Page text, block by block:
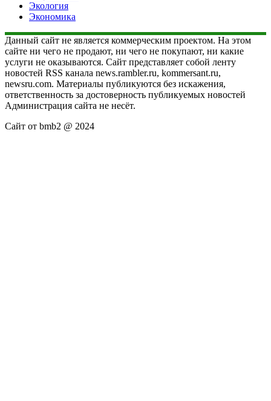
Экология
Экономика
Данный сайт не является коммерческим проектом. На этом
сайте ни чего не продают, ни чего не покупают, ни какие
услуги не оказываются. Сайт представляет собой ленту
новостей RSS канала news.rambler.ru, kommersant.ru,
newsru.com. Материалы публикуются без искажения,
ответственность за достоверность публикуемых новостей
Администрация сайта не несёт.
Сайт от bmb2 @ 2024